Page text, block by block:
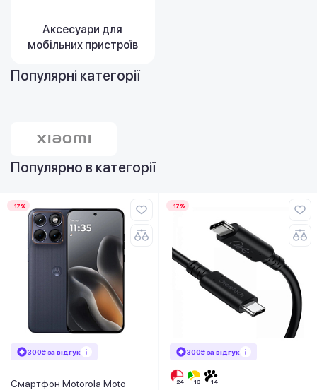
Аксесуари для
мобільних пристроїв
Популярні категорії
Популярно в категорії
-17%
300₴ за відгук
Смартфон Motorola Moto
-17%
300₴ за відгук